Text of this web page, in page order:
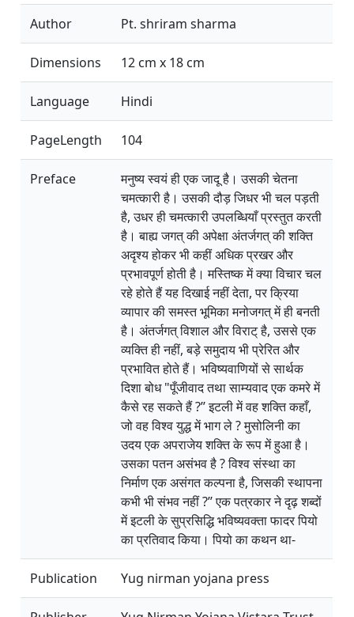
Author Pt. shriram sharma
Dimensions 12 cm x 18 cm
Language Hindi
PageLength 104
Preface
मनुष्य स्वयं ही एक जादू है। उसकी चेतना
चमत्कारी है। उसकी दौड़ जिधर भी चल पड़ती
है, उधर ही चमत्कारी उपलब्धियाँ प्रस्तुत करती
है। बाह्य जगत् की अपेक्षा अंतर्जगत् की शक्ति
अदृश्य होकर भी कहीं अधिक प्रखर और
प्रभावपूर्ण होती है। मस्तिष्क में क्या विचार चल
रहे होते हैं यह दिखाई नहीं देता, पर क्रिया
व्यापार की समस्त भूमिका मनोजगत् में ही बनती
है। अंतर्जगत् विशाल और विराट् है, उससे एक
व्यक्ति ही नहीं, बड़े समुदाय भी प्रेरित और
प्रभावित होते हैं। भविष्यवाणियों से सार्थक
दिशा बोध "पूँजीवाद तथा साम्यवाद एक कमरे में
कैसे रह सकते हैं ?’’ इटली में वह शक्ति कहाँ,
जो वह विश्व युद्ध में भाग ले ? मुसोलिनी का
उदय एक अपराजेय शक्ति के रूप में हुआ है।
उसका पतन असंभव है ? विश्व संस्था का
निर्माण एक असंगत कल्पना है, जिसकी स्थापना
कभी भी संभव नहीं ?’’ एक पत्रकार ने दृढ़ शब्दों
में इटली के सुप्रसिद्धि भविष्यवक्ता फादर पियो
का प्रतिवाद किया। पियो का कथन था-
Publication Yug nirman yojana press